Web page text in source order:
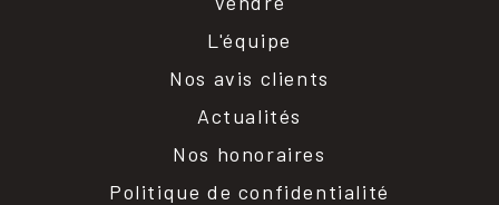
L'équipe
Nos avis clients
Actualités
Nos honoraires
Politique de confidentialité